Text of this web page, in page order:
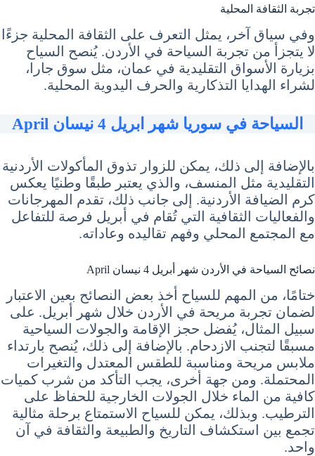
تجربة الثقافة المحلية
وفي سياق آخر، يمثل التعرف على الثقافة المحلية جزءًا
لا يتجزأ من تجربة السياحة في الأردن. يُنصح السياح
بزيارة الأسواق التقليدية في عمان، مثل سوق جارا،
لشراء الهدايا التذكارية والحرف اليدوية المحلية.
السياحة في سوريا شهر ابريل 4 نيسان April
بالإضافة إلى ذلك، يمكن للزوار تذوق المأكولات الأردنية
التقليدية مثل المنسف، والذي يعتبر طبقًا وطنيًا يعكس
كرم الضيافة الأردنية. إلى جانب ذلك، تقدم المهرجانات
والفعاليات الثقافية التي تُقام في أبريل فرصة للتفاعل
مع المجتمع المحلي وفهم تقاليده وعاداته.
نصائح السياحة في الأردن شهر أبريل 4 نيسان April
ختامًا، من المهم للسياح أخذ بعض النصائح بعين الاعتبار
لضمان تجربة مريحة في الأردن خلال شهر أبريل. على
سبيل المثال، يُفضل حجز الإقامة والجولات السياحية
مسبقًا لتجنب الازدحام. بالإضافة إلى ذلك، يُنصح بارتداء
ملابس مريحة ومناسبة للطقس المعتدل والتغيرات
المحتملة. ومن جهة أخرى، يجب التأكد من شرب كميات
كافية من الماء خلال الجولات الخارجية للحفاظ على
الترطيب. وبذلك، يمكن للسياح الاستمتاع برحلة مثالية
تجمع بين استكشاف التاريخ والطبيعة والثقافة في آن
واحد.